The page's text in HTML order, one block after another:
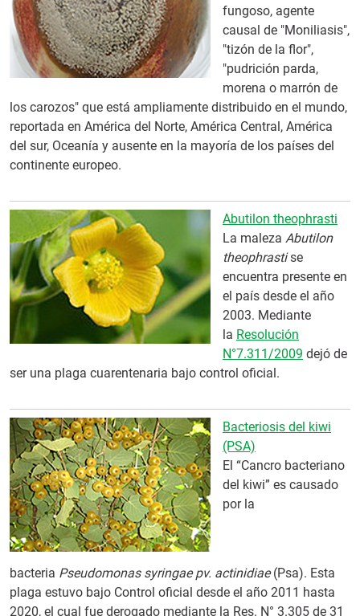
fungoso, agente
causal de "Moniliasis",
"tizón de la flor",
"pudrición parda,
morena o marrón de
los carozos" que está ampliamente distribuido en el mundo,
reportada en América del Norte, América Central, América
del sur, Oceanía y ausente en la mayoría de los países del
continente europeo.
Abutilon theophrasti
La maleza Abutilon
theophrastise
encuentra presente en
el país desde el año
2003. Mediante
la Resolución
N°7.311/2009 dejó de
ser una plaga cuarentenaria bajo control oficial.
Bacteriosis del kiwi
(PSA)
El “Cancro bacteriano
del kiwi” es causado
por la
bacteria Pseudomonas syringae pv. actinidiae(Psa). Esta
plaga estuvo bajo Control oficial desde el año 2011 hasta
2020, el cual fue derogado mediante la Res. N° 3.305 de 31